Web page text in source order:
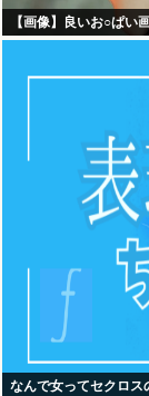
【画像】良いお○ぱ
なんで女ってセクロス